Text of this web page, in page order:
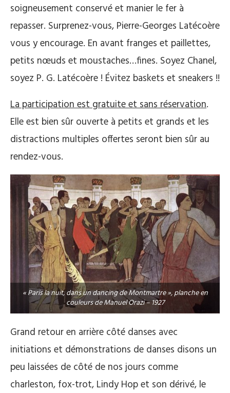
soigneusement conservé et manier le fer à
repasser. Surprenez-vous, Pierre-Georges Latécoère
vous y encourage. En avant franges et paillettes,
petits nœuds et moustaches…fines. Soyez Chanel,
soyez P. G. Latécoère ! Évitez baskets et sneakers !!
La participation est gratuite et sans réservation.
Elle est bien sûr ouverte à petits et grands et les
distractions multiples offertes seront bien sûr au
rendez-vous.
« Paris la nuit, dans un dancing de Montmartre », planche en
couleurs de Manuel Orazi – 1927
Grand retour en arrière côté danses avec
initiations et démonstrations de danses disons un
peu laissées de côté de nos jours comme
charleston, fox-trot, Lindy Hop et son dérivé, le